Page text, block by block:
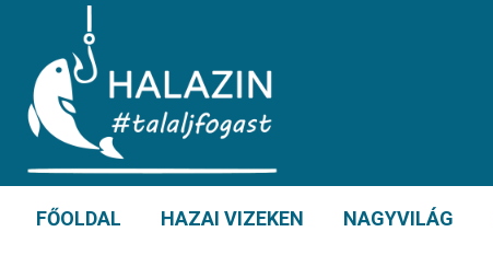
FŐOLDAL HAZAI VIZEKEN NAGYVILÁG